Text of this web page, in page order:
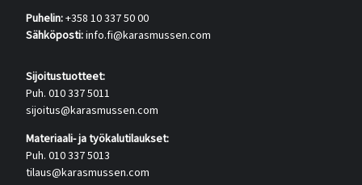
Puhelin:+358 10 337 50 00
Sähköposti:info.fi@karasmussen.com
Sijoitustuotteet:
Puh. 010 337 5011
sijoitus@karasmussen.com
Materiaali- ja työkalutilaukset:
Puh. 010 337 5013
tilaus@karasmussen.com